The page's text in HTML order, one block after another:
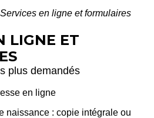
Services en ligne et formulaires
LIGNE ET
plus demandés
en ligne
naissance : copie intégrale ou